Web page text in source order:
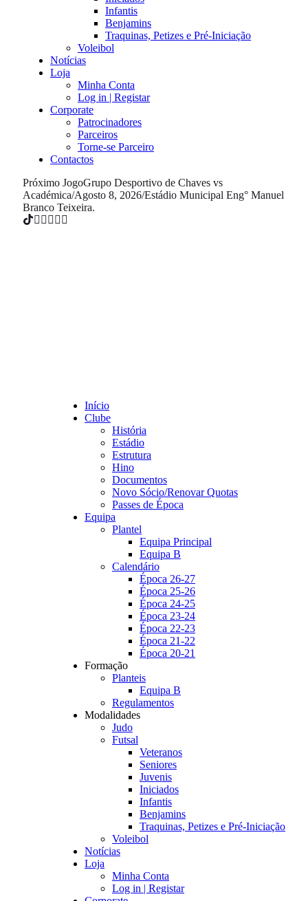
Infantis
Benjamins
Traquinas, Petizes e Pré-Iniciação
Voleibol
Notícias
Loja
Minha Conta
Log in | Registar
Corporate
Patrocinadores
Parceiros
Torne-se Parceiro
Contactos
Próximo JogoGrupo Desportivo de Chaves vs
Académica/Agosto 8, 2026/Estádio Municipal Eng° Manuel
Branco Teixeira.
Início
Clube
História
Estádio
Estrutura
Hino
Documentos
Novo Sócio/Renovar Quotas
Passes de Época
Equipa
Plantel
Equipa Principal
Equipa B
Calendário
Época 26-27
Época 25-26
Época 24-25
Época 23-24
Época 22-23
Época 21-22
Época 20-21
Formação
Planteis
Equipa B
Regulamentos
Modalidades
Judo
Futsal
Veteranos
Seniores
Juvenis
Iniciados
Infantis
Benjamins
Traquinas, Petizes e Pré-Iniciação
Voleibol
Notícias
Loja
Minha Conta
Log in | Registar